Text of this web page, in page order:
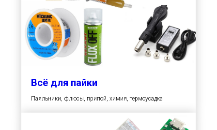
Всё для пайки
Паяльники, флюсы, припой, химия, термоусадка